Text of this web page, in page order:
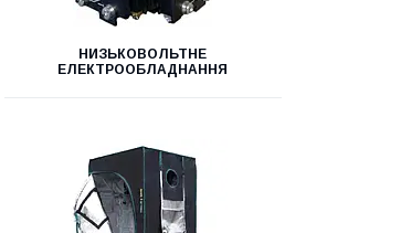
НИЗЬКОВОЛЬТНЕ
ЕЛЕКТРООБЛАДНАННЯ